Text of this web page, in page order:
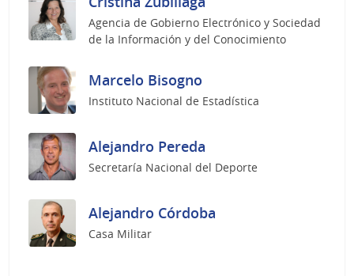
Agencia de Gobierno Electrónico y Sociedad
de la Información y del Conocimiento
Marcelo Bisogno
Instituto Nacional de Estadística
Alejandro Pereda
Secretaría Nacional del Deporte
Alejandro Córdoba
Casa Militar